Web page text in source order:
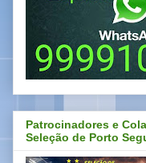
Patrocinadores e
Seleção de Porto